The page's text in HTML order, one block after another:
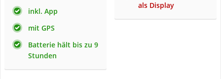
inkl. App
mit GPS
Batterie hält bis zu 9
Stunden
als Display